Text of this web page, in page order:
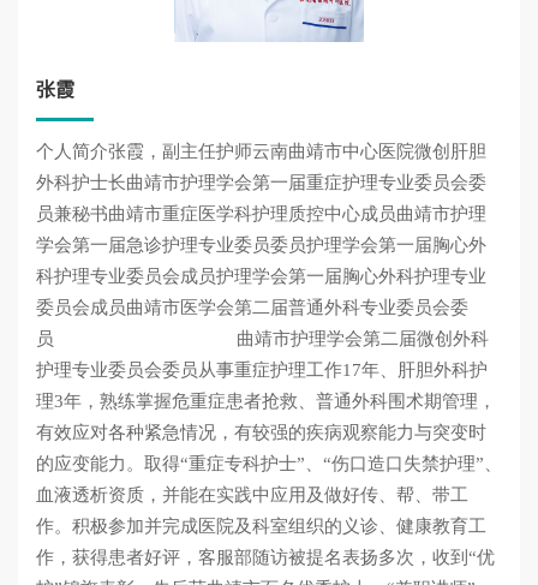
张霞
个人简介张霞，副主任护师云南曲靖市中心医院微创肝胆
外科护士长曲靖市护理学会第一届重症护理专业委员会委
员兼秘书曲靖市重症医学科护理质控中心成员曲靖市护理
学会第一届急诊护理专业委员委员护理学会第一届胸心外
科护理专业委员会成员护理学会第一届胸心外科护理专业
委员会成员曲靖市医学会第二届普通外科专业委员会委
员 曲靖市护理学会第二届微创外科
护理专业委员会委员从事重症护理工作17年、肝胆外科护
理3年，熟练掌握危重症患者抢救、普通外科围术期管理，
有效应对各种紧急情况，有较强的疾病观察能力与突变时
的应变能力。取得“重症专科护士”、“伤口造口失禁护理”、
血液透析资质，并能在实践中应用及做好传、帮、带工
作。积极参加并完成医院及科室组织的义诊、健康教育工
作，获得患者好评，客服部随访被提名表扬多次，收到“优